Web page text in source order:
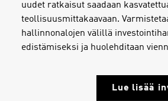
uudet ratkaisut saadaan
teollisuusmittakaavaan.
hallinnonalojen välillä
edistämiseksi ja huolehditaan
Lue lisää